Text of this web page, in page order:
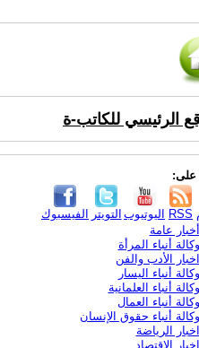
الرئيسي للكاتب-ة
على:
الفيسبوك التويتر اليوتيوب RSS
أخبار عامة
وكالة أنباء المرأة
اخبار الأدب والفن
وكالة أنباء اليسار
وكالة أنباء العلمانية
وكالة أنباء العمال
وكالة أنباء حقوق الإنسان
اخبار الرياضة
اخبار الاقتصاد